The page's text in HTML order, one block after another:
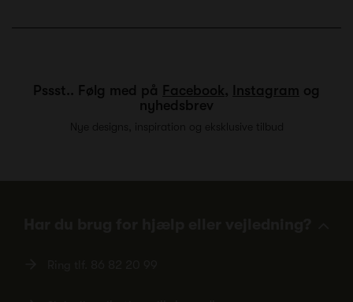
Pssst.. Følg med på Facebook, Instagram og
nyhedsbrev
Nye designs, inspiration og eksklusive tilbud